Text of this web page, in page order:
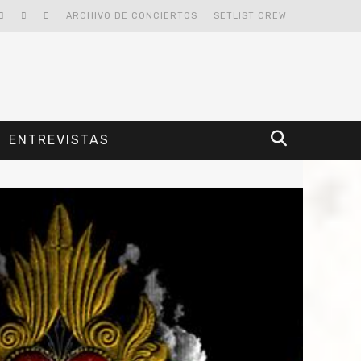
SETLIST CREW
ARCHIVO DE CONCIERTOS
ENTREVISTAS